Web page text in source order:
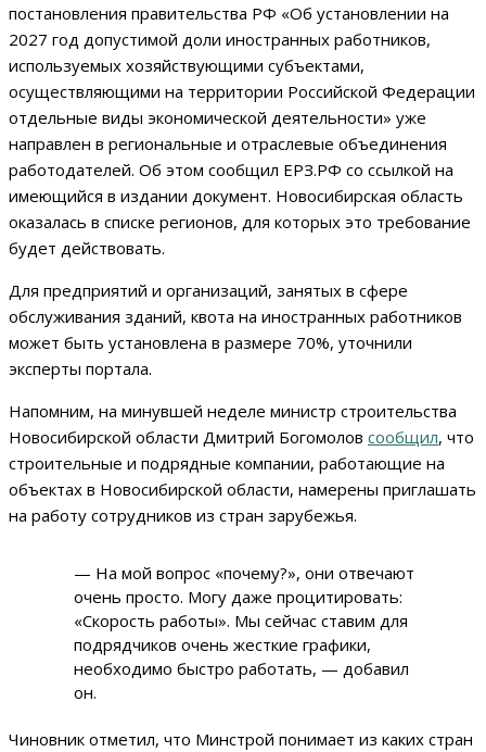
постановления правительства РФ «Об установлении на
2027 год допустимой доли иностранных работников,
используемых хозяйствующими субъектами,
осуществляющими на территории Российской Федерации
отдельные виды экономической деятельности» уже
направлен в региональные и отраслевые объединения
работодателей. Об этом сообщил ЕРЗ.РФ со ссылкой на
имеющийся в издании документ. Новосибирская область
оказалась в списке регионов, для которых это требование
будет действовать.
Для предприятий и организаций, занятых в сфере
обслуживания зданий, квота на иностранных работников
может быть установлена в размере 70%, уточнили
эксперты портала.
Напомним, на минувшей неделе министр строительства
Новосибирской области Дмитрий Богомолов сообщил, что
строительные и подрядные компании, работающие на
объектах в Новосибирской области, намерены приглашать
на работу сотрудников из стран зарубежья.
— На мой вопрос «почему?», они отвечают
очень просто. Могу даже процитировать:
«Скорость работы». Мы сейчас ставим для
подрядчиков очень жесткие графики,
необходимо быстро работать, — добавил
он.
Чиновник отметил, что Минстрой понимает из каких стран